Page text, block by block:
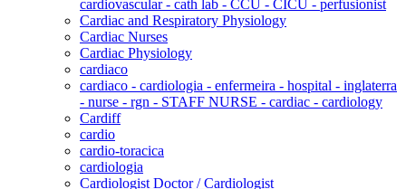
cardiovascular - cath lab - CCU - CICU - perfusionist
Cardiac and Respiratory Physiology
Cardiac Nurses
Cardiac Physiology
cardiaco
cardiaco - cardiologia - enfermeira - hospital - inglaterra
- nurse - rgn - STAFF NURSE - cardiac - cardiology
Cardiff
cardio
cardio-toracica
cardiologia
Cardiologist Doctor / Cardiologist